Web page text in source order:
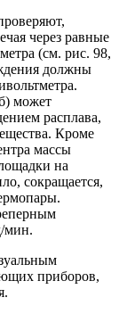
через равные
(см. рис. 98,
должны
может
расплава,
Кроме
массы
на
сокращается,
мин.
приборов,